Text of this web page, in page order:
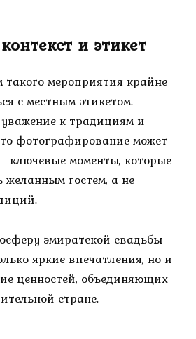
и этикет
мероприятия крайне
с местным этикетом.
к традициям и
фотографирование может
ключевые моменты, которые
желанным гостем, а не
эмиратской свадьбы
яркие впечатления, но и
ценностей, объединяющих
стране.